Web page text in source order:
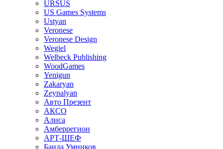
URSUS
US Games Systems
Ustyan
Veronese
Veronese Design
Wegiel
Welbeck Publishing
WoodGames
Yenigun
Zakaryan
Zeynalyan
Авто Презент
АКСО
Алиса
Амберрегион
АРТ-ШЕФ
Банда Умников